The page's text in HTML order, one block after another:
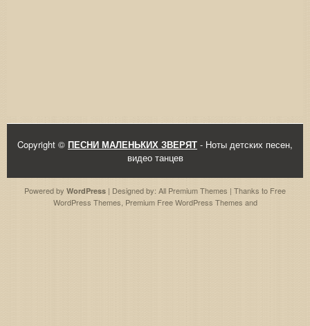
Copyright © ПЕСНИ МАЛЕНЬКИХ ЗВЕРЯТ - Ноты детских песен,
видео танцев
Powered by WordPress | Designed by: All Premium Themes | Thanks to Free
WordPress Themes Premium Free WordPress Themes and